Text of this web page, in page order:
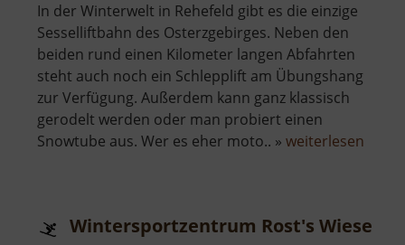
In der Winterwelt in Rehefeld gibt es die einzige
Sesselliftbahn des Osterzgebirges. Neben den
beiden rund einen Kilometer langen Abfahrten
steht auch noch ein Schlepplift am Übungshang
zur Verfügung. Außerdem kann ganz klassisch
gerodelt werden oder man probiert einen
Snowtube aus. Wer es eher moto.. » weiterlesen
Wintersportzentrum Rost's Wiesen